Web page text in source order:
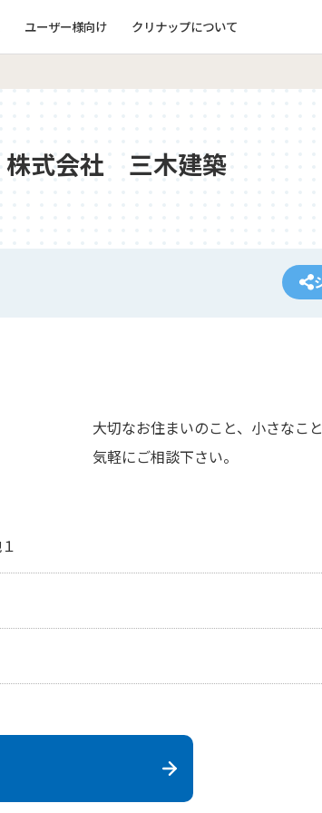
ユーザー様向け クリナップについて
株式会社 三木建築
大切なお住まいのこと、小さなこ
気軽にご相談下さい。